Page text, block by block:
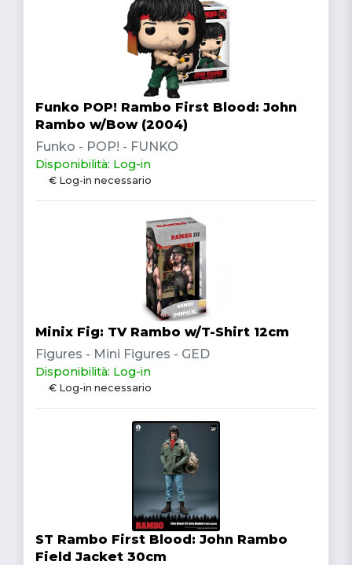
Funko POP! Rambo First Blood: John
Rambo w/Bow (2004)
Funko - POP! - FUNKO
Disponibilità: Log-in
€ Log-in necessario
Minix Fig: TV Rambo w/T-Shirt 12cm
Figures - Mini Figures - GED
Disponibilità: Log-in
€ Log-in necessario
ST Rambo First Blood: John Rambo
Field Jacket 30cm